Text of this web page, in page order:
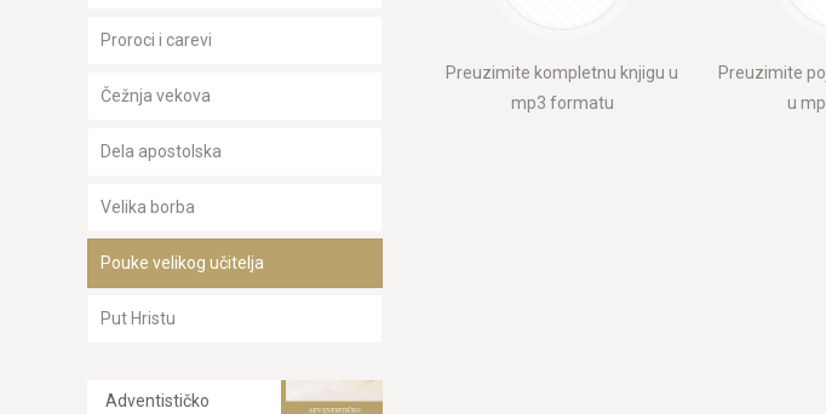
Preuzimite kompletnu knjigu u
mp3 formatu
Preuzimite
u
Proroci i carevi
Čežnja vekova
Dela apostolska
Velika borba
Pouke velikog učitelja
Put Hristu
Adventističko